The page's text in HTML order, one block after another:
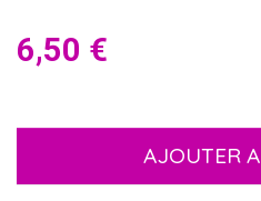
6,50 €
AJOUTER